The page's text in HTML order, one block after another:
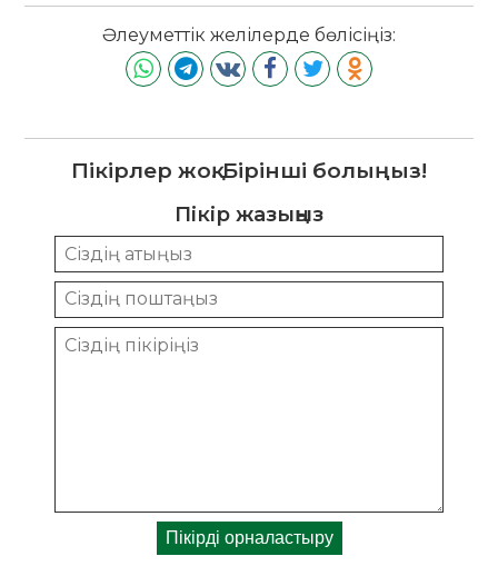
Әлеуметтік желілерде бөлісіңіз:
Пікірлер жоқ. Бірінші болыңыз!
Пікір жазыңыз